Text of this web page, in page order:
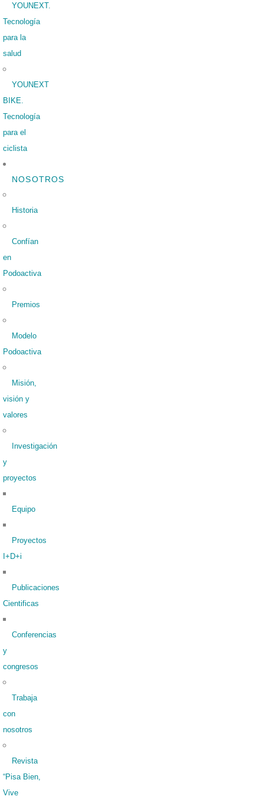
YOUNEXT.
Tecnología
para la
salud
YOUNEXT
BIKE.
Tecnología
para el
ciclista
NOSOTROS
Historia
Confían
en
Podoactiva
Premios
Modelo
Podoactiva
Misión,
visión y
valores
Investigación
y
proyectos
Equipo
Proyectos
I+D+i
Publicaciones
Cientificas
Conferencias
y
congresos
Trabaja
con
nosotros
Revista
“Pisa Bien,
Vive